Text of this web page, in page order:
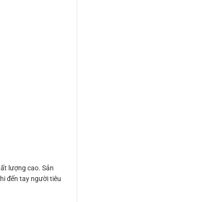
lượng cao. Sản
đến tay người tiêu